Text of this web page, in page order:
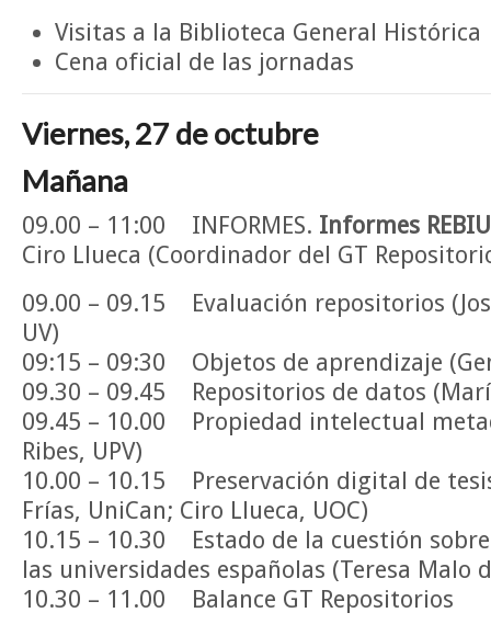
Visitas a la Biblioteca General Histórica
Cena oficial de las jornadas
Viernes, 27 de octubre
Mañana
09.00 – 11:00 INFORMES. Informes
Ciro Llueca (Coordinador del GT
09.00 – 09.15 Evaluación repositorios
UV)
09:15 – 09:30 Objetos de aprendizaje
09.30 – 09.45 Repositorios de datos
09.45 – 10.00 Propiedad intelectual
Ribes, UPV)
10.00 – 10.15 Preservación digital de
Frías, UniCan; Ciro Llueca, UOC)
10.15 – 10.30 Estado de la cuestión
las universidades españolas (Teresa Malo
10.30 – 11.00 Balance GT Repositorios